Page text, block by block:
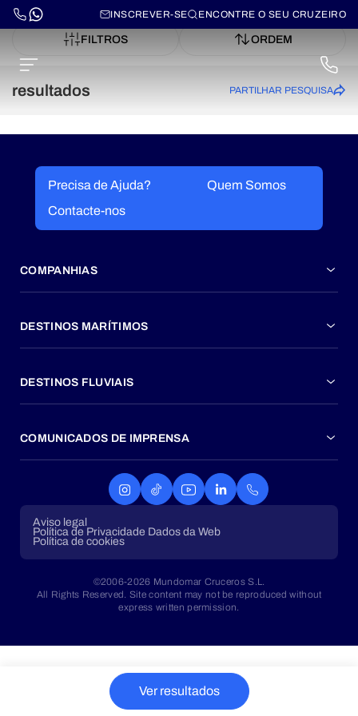
INSCREVER-SE ENCONTRE O SEU CRUZEIRO
FILTROS ORDEM
resultados PARTILHAR PESQUISA
Ver resultados
Precisa de Ajuda?
Quem Somos
Contacte-nos
COMPANHIAS
DESTINOS MARÍTIMOS
DESTINOS FLUVIAIS
COMUNICADOS DE IMPRENSA
Aviso legal
Política de Privacidade Dados da Web
Política de cookies
©2006-2026 Mundomar Cruceros S.L.
All Rights Reserved. Site content may not be reproduced without
express written permission.